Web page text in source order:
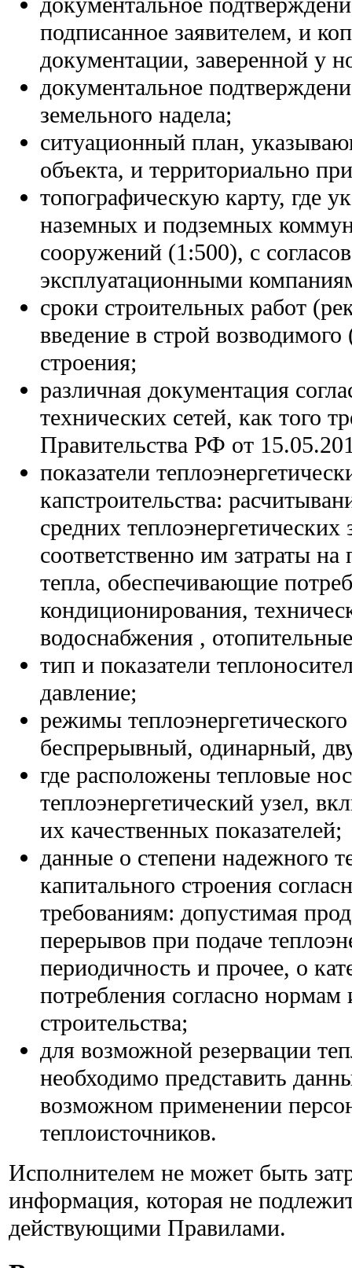
подписанное заявителем, и
документации, заверенной у
документальное
земельного надела;
ситуационный план,
объекта, и территориально
топографическую карту, где
наземных и подземных
сооружений (1:500), с
эксплуатационными
сроки строительных работ
введение в строй
строения;
различная документация
технических сетей, как того
Правительства РФ от
показатели
капстроительства:
средних теплоэнергетических
соответственно им затраты
тепла, обеспечивающие
кондиционирования,
водоснабжения ,
тип и показатели
давление;
режимы
беспрерывный, одинарный,
где расположены тепловые
теплоэнергетический узел,
их качественных показателей;
данные о степени надежного
капитального строения
требованиям: допустимая
перерывов при подаче
периодичность и прочее, о
потребления согласно
строительства;
для возможной резервации
необходимо представить
возможном применении
теплоисточников.
Исполнителем не может быть
информация, которая не
действующими Правилами.